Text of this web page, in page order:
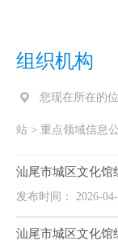
组织机构
您现在所在的
站 > 重点领域信息
汕尾市城区文化馆
发布时间： 2026-
汕尾市城区文化馆